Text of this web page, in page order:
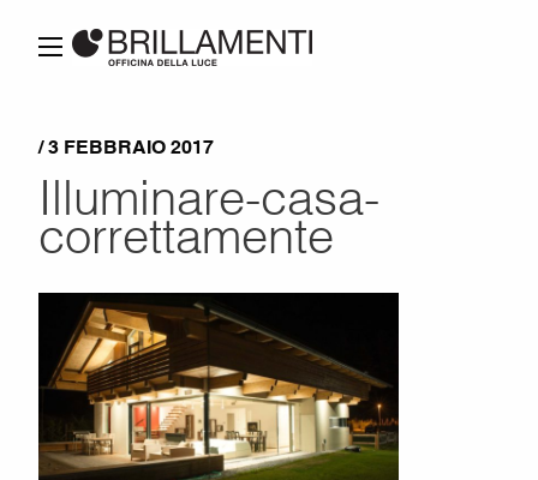
/ 3 FEBBRAIO 2017
Illuminare-casa-
correttamente